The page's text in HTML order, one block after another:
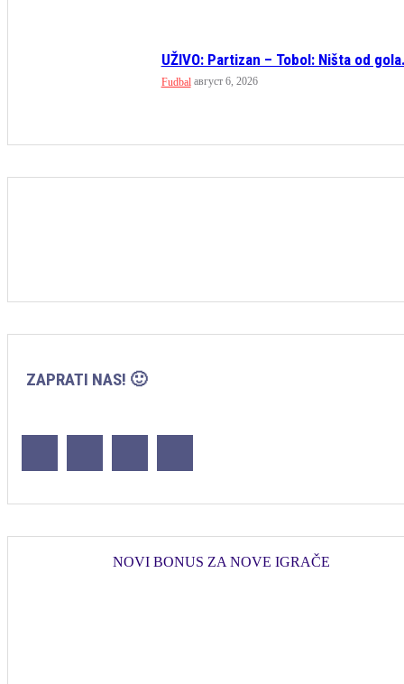
UŽIVO: Partizan – Tobol: Ništa od
Fudbal август 6, 2026
ZAPRATI NAS! 🙂
NOVI BONUS ZA NOVE IGRAČE